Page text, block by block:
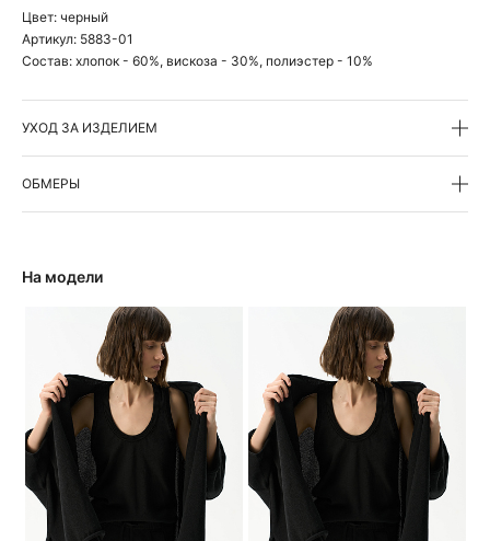
Цвет: черный
Артикул: 5883-01
Состав: хлопок - 60%, вискоза - 30%, полиэстер - 10%
УХОД ЗА ИЗДЕЛИЕМ
ОБМЕРЫ
На модели